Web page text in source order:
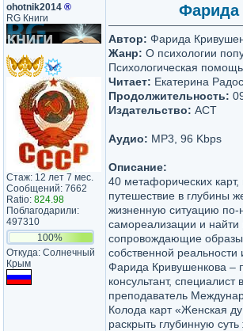
ohotnik2014 ®
RG Книги
Стаж: 12 лет 7 мес.
Сообщений: 7662
Ratio: 824.98
Поблагодарили:
497310
100%
Откуда: Солнечный
Крым
Фарида
Автор: Фарида
Жанр: О психологии
Психологическая помощь
Читает: Екатерина
Продолжительность:
Издательство: АСТ
Аудио: MP3, 96 Kbps
Описание:
40 метафорических карт,
путешествие в глубины
жизненную ситуацию по-
самореализации и
сопровождающие
собственной
Фарида Кривушенкова –
консультант,
преподаватель
Колода карт «Женская
раскрыть глубинную